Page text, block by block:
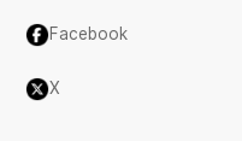
Facebook
X